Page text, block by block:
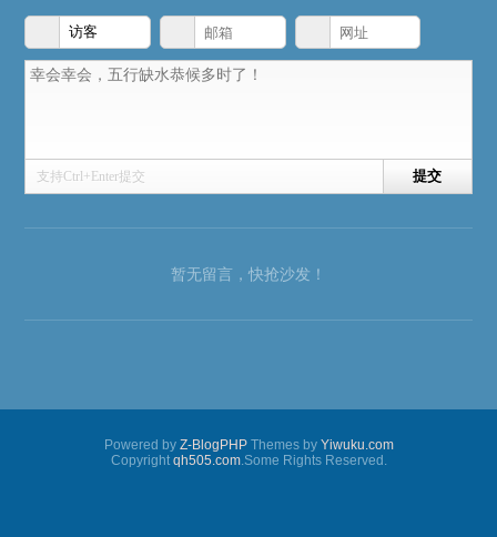
支持Ctrl+Enter提交
暂无留言，快抢沙发！
Powered by Z-BlogPHPThemes by Yiwuku.com
Copyrightqh505.com.Some Rights Reserved.